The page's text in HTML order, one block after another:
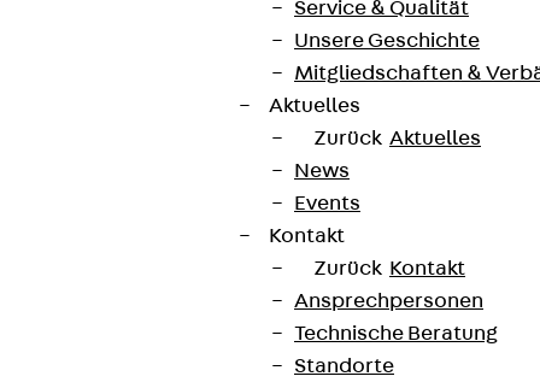
Service & Qualität
Unsere Geschichte
Mitgliedschaften &
Aktuelles
Zurück Aktuelles
News
Events
Kontakt
Zurück Kontakt
Ansprechpersonen
Technische Beratung
Standorte